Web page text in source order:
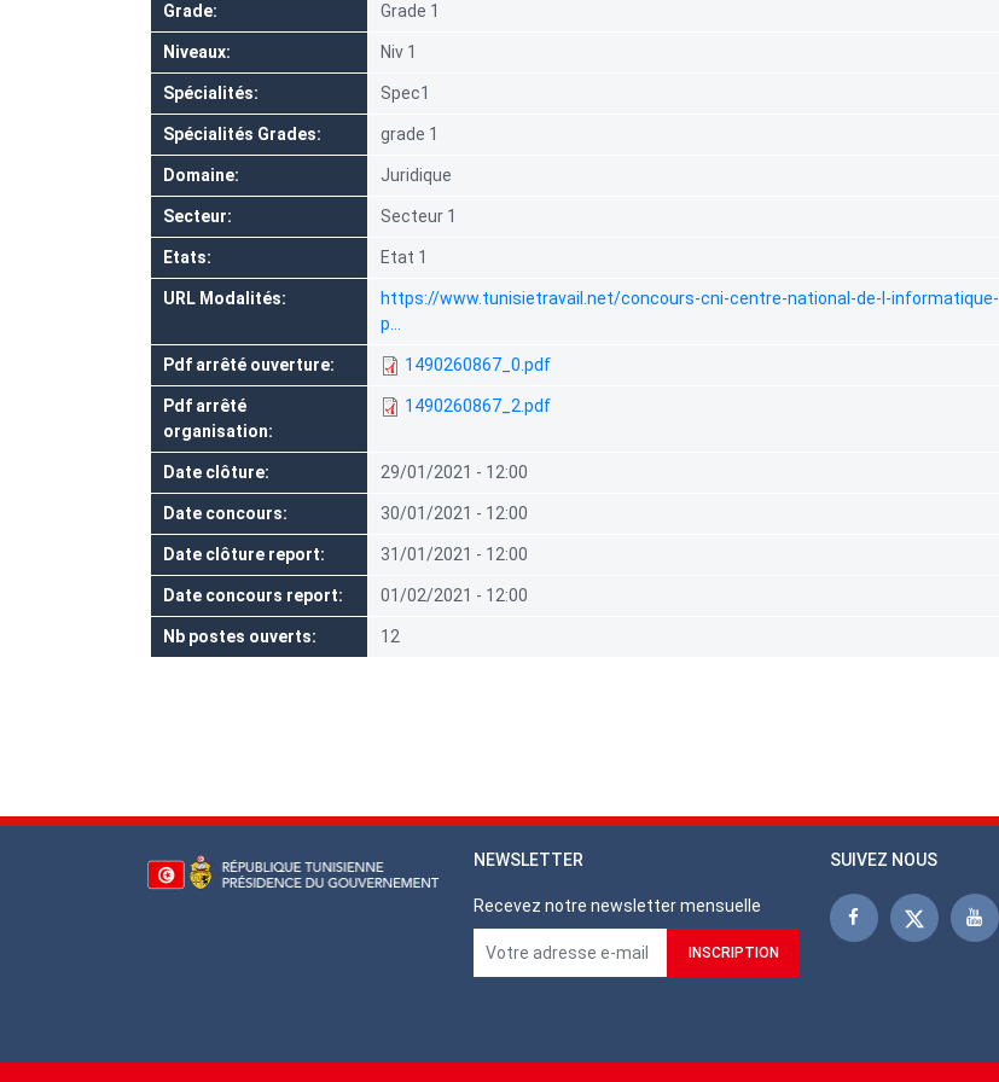
Grade Grade 1
Niveaux Niv 1
Spécialités Spec1
Spécialités Grades grade 1
Domaine Juridique
Secteur Secteur 1
Etats Etat 1
URL Modalités
https://www.tunisietravail.net/concours-cni-centre-national-de-l-informatique-
p…
Pdf arrêté ouverture 1490260867_0.pdf
Pdf arrêté
organisation
1490260867_2.pdf
Date clôture 29/01/2021 - 12:00
Date concours 30/01/2021 - 12:00
Date clôture report 31/01/2021 - 12:00
Date concours report 01/02/2021 - 12:00
Nb postes ouverts 12
NEWSLETTER
Recevez notre newsletter mensuelle
SUIVEZ NOUS